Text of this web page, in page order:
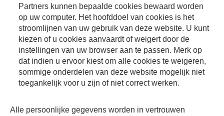
Partners kunnen bepaalde cookies bewaard worden
op uw computer. Het hoofddoel van cookies is het
stroomlijnen van uw gebruik van deze website. U kunt
kiezen of u cookies aanvaardt of weigert door de
instellingen van uw browser aan te passen. Merk op
dat indien u ervoor kiest om alle cookies te weigeren,
sommige onderdelen van deze website mogelijk niet
toegankelijk voor u zijn of niet correct werken.
Alle persoonlijke gegevens worden in vertrouwen